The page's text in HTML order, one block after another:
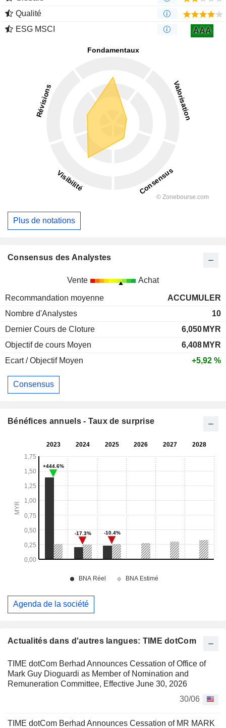
Actualités dans d'autres langues: TIME dotCom
TIME dotCom Berhad Announces Cessation of Office of
Mark Guy Dioguardi as Member of Nomination and
Remuneration Committee, Effective June 30, 2026
30/06
TIME dotCom Berhad Announces Cessation of MR MARK
Qualité
ESG MSCI
AAA
Plus de notations
Consensus des Analystes
Vente Achat
Recommandation moyenne
ACCUMULER
Nombre d'Analystes
10
Dernier Cours de Cloture
6,050 MYR
Objectif de cours Moyen
6,408 MYR
Ecart / Objectif Moyen
+5,92 %
Consensus
Bénéfices annuels - Taux de surprise
Agenda de la société